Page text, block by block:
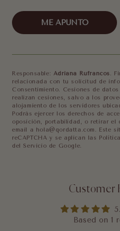
ME APUNTO
Responsable: Adriana Rufrancos.
relacionada con tu solicitud de
Consentimiento. Cesiones de
realizan cesiones, salvo a los
alojamiento de los servidores
Podrás ejercer los derechos de
oposición, portabilidad, o retirar el
email a hola@qordatta.com. Este
reCAPTCHA y se aplican las
del Servicio de Google.
Customer
Based on 1